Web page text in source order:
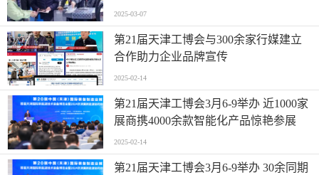
2025-03-07
第21届天津工博会与300余家行媒建立
合作助力企业品牌宣传
2025-02-14
第21届天津工博会3月6-9举办 近1000家
展商携4000余款智能化产品惊艳参展
2025-02-14
第21届天津工博会3月6-9举办 30余同期